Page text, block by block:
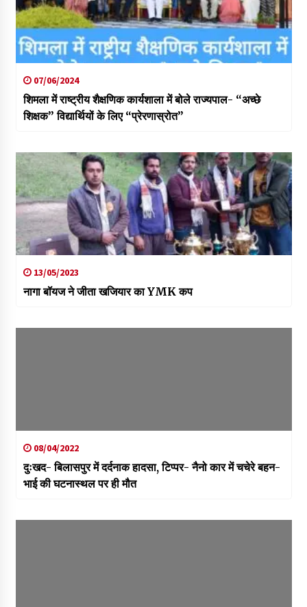
07/06/2024
शिमला में राष्ट्रीय शैक्षणिक कार्यशाला में बोले राज्यपाल- “अच्छे
शिक्षक” विद्यार्थियों के लिए “प्रेरणास्रोत”
13/05/2023
नागा बॉयज ने जीता खजियार का YMK कप
08/04/2022
दुःखद- बिलासपुर में दर्दनाक हादसा, टिप्पर- नैनो कार में चचेरे बहन-
भाई की घटनास्थल पर ही मौत